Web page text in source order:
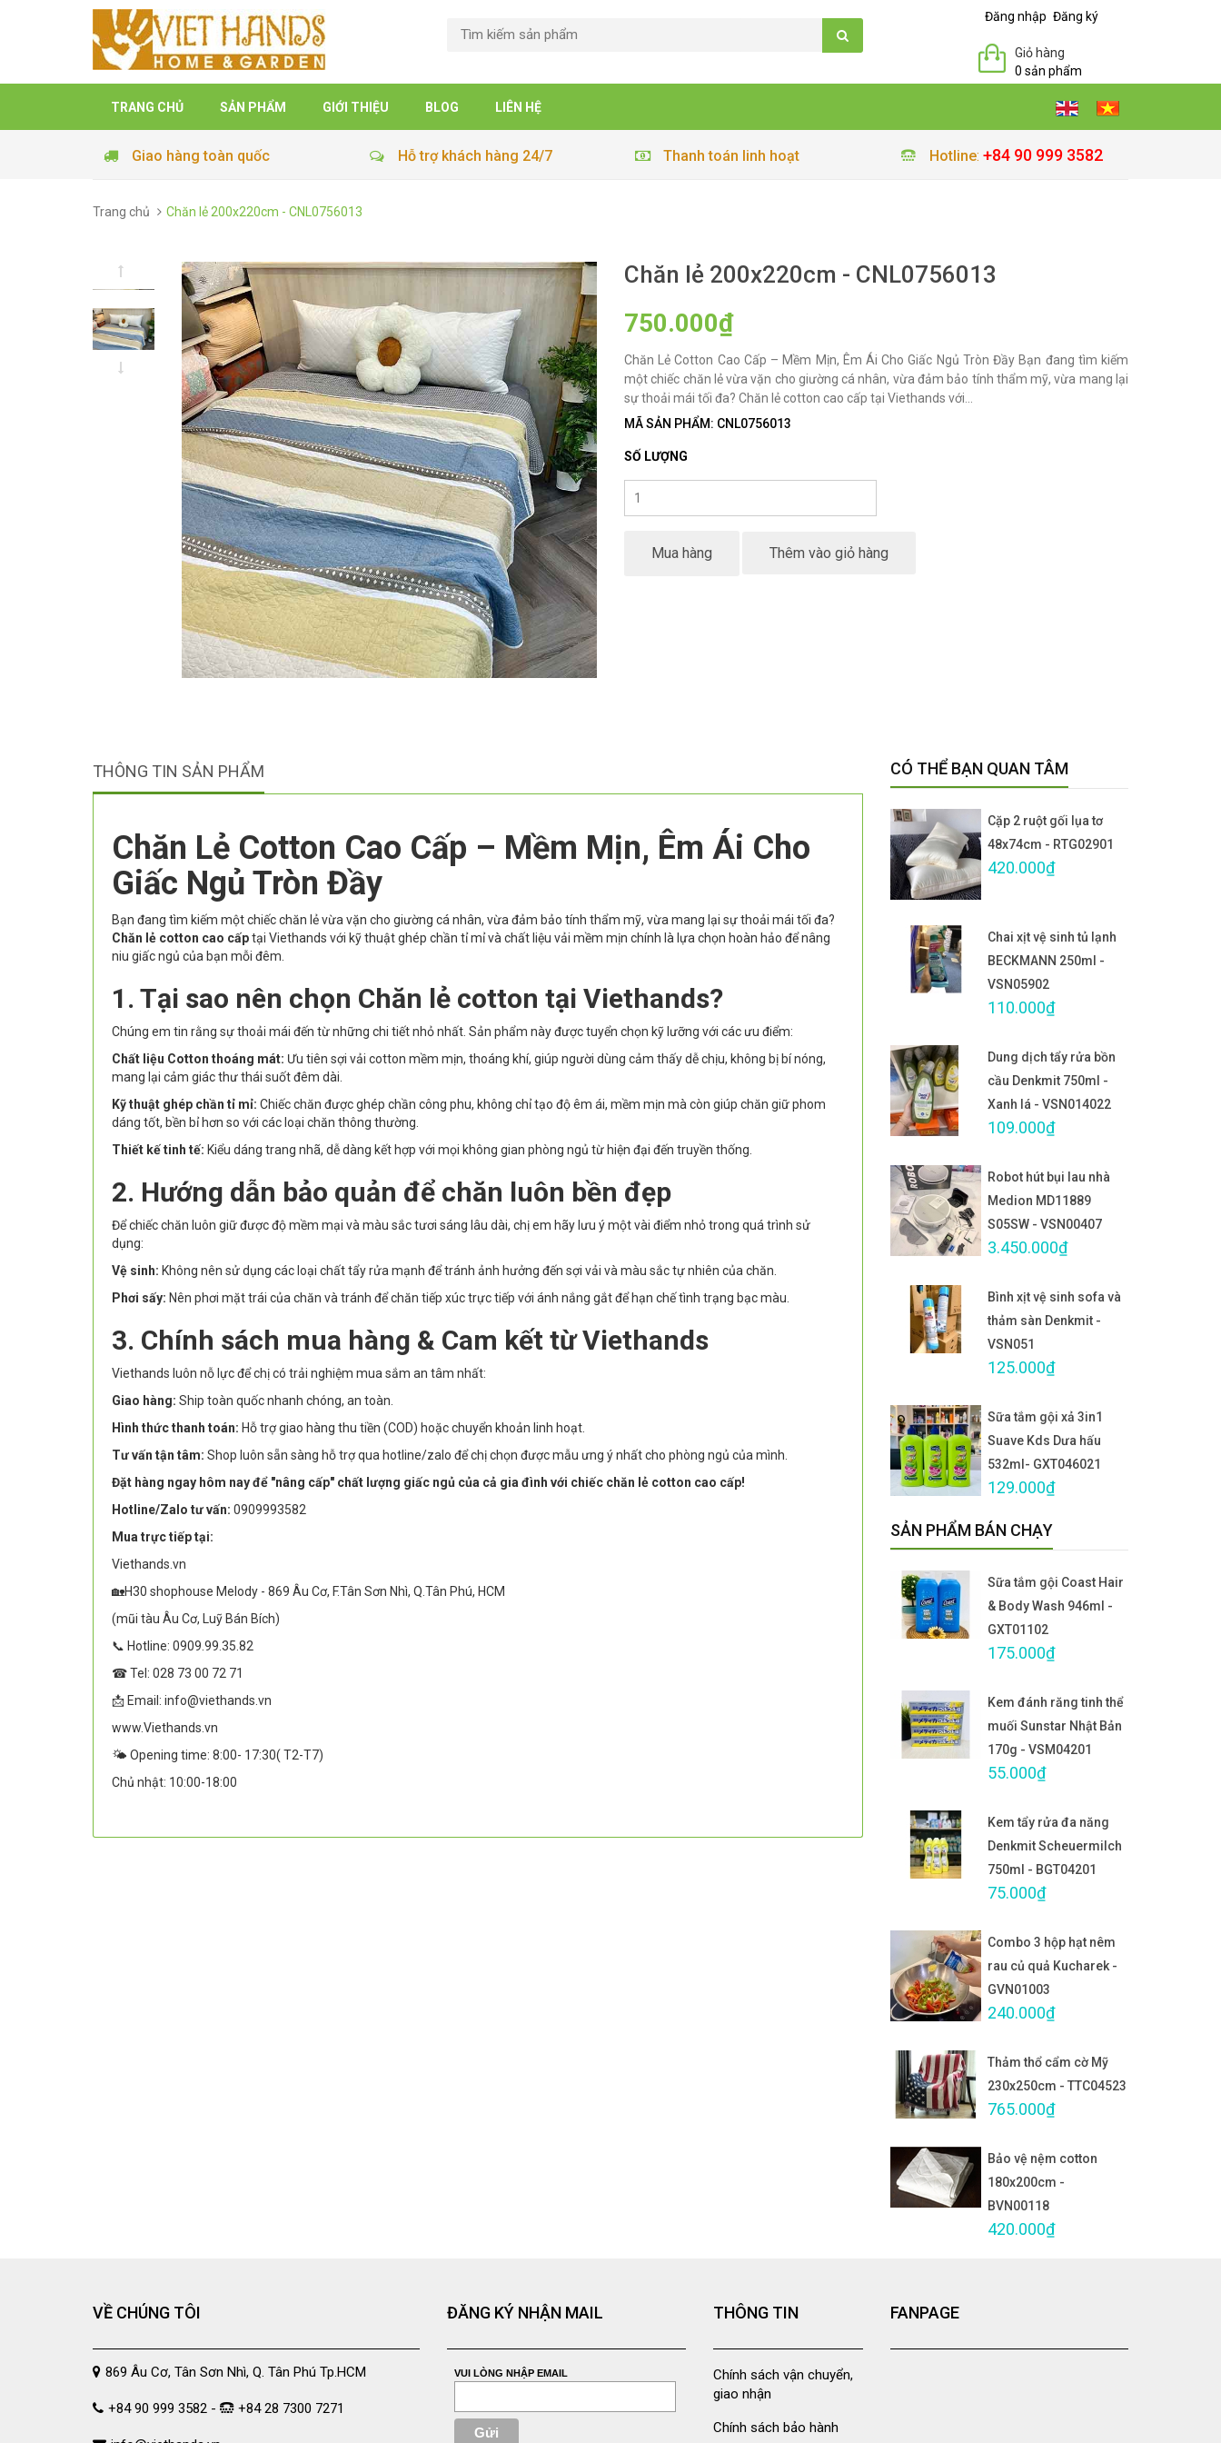
Đăng nhập Đăng ký
Giỏ hàng
0 sản phẩm
TRANG CHỦ SẢN PHẨM GIỚI THIỆU BLOG LIÊN HỆ
Giao hàng toàn quốc Hỗ trợ khách hàng 24/7 Thanh toán linh hoạt Hotline: +84 90 999 3582
Trang chủ Chăn lẻ 200x220cm - CNL0756013
Chăn lẻ 200x220cm - CNL0756013
750.000₫
Chăn Lẻ Cotton Cao Cấp – Mềm Mịn, Êm Ái Cho Giấc Ngủ Tròn Đầy Bạn đang tìm kiếm
một chiếc chăn lẻ vừa vặn cho giường cá nhân, vừa đảm bảo tính thẩm mỹ, vừa mang lại
sự thoải mái tối đa? Chăn lẻ cotton cao cấp tại Viethands với...
MÃ SẢN PHẨM: CNL0756013
SỐ LƯỢNG
Mua hàng Thêm vào giỏ hàng
THÔNG TIN SẢN PHẨM
Chăn Lẻ Cotton Cao Cấp – Mềm Mịn, Êm Ái Cho
Giấc Ngủ Tròn Đầy
Bạn đang tìm kiếm một chiếc chăn lẻ vừa vặn cho giường cá nhân, vừa đảm bảo tính thẩm mỹ, vừa mang lại sự thoải mái tối đa?
Chăn lẻ cotton cao cấptại Viethands với kỹ thuật ghép chần tỉ mỉ và chất liệu vải mềm mịn chính là lựa chọn hoàn hảo để nâng
niu giấc ngủ của bạn mỗi đêm.
1. Tại sao nên chọn Chăn lẻ cotton tại Viethands?
Chúng em tin rằng sự thoải mái đến từ những chi tiết nhỏ nhất. Sản phẩm này được tuyển chọn kỹ lưỡng với các ưu điểm:
Chất liệu Cotton thoáng mát: Ưu tiên sợi vải cotton mềm mịn, thoáng khí, giúp người dùng cảm thấy dễ chịu, không bị bí nóng,
mang lại cảm giác thư thái suốt đêm dài.
Kỹ thuật ghép chần tỉ mỉ: Chiếc chăn được ghép chần công phu, không chỉ tạo độ êm ái, mềm mịn mà còn giúp chăn giữ phom
dáng tốt, bền bỉ hơn so với các loại chăn thông thường.
Thiết kế tinh tế: Kiểu dáng trang nhã, dễ dàng kết hợp với mọi không gian phòng ngủ từ hiện đại đến truyền thống.
2. Hướng dẫn bảo quản để chăn luôn bền đẹp
Để chiếc chăn luôn giữ được độ mềm mại và màu sắc tươi sáng lâu dài, chị em hãy lưu ý một vài điểm nhỏ trong quá trình sử
dụng:
Vệ sinh: Không nên sử dụng các loại chất tẩy rửa mạnh để tránh ảnh hưởng đến sợi vải và màu sắc tự nhiên của chăn.
Phơi sấy: Nên phơi mặt trái của chăn và tránh để chăn tiếp xúc trực tiếp với ánh nắng gắt để hạn chế tình trạng bạc màu.
3. Chính sách mua hàng & Cam kết từ Viethands
Viethands luôn nỗ lực để chị có trải nghiệm mua sắm an tâm nhất:
Giao hàng: Ship toàn quốc nhanh chóng, an toàn.
Hình thức thanh toán: Hỗ trợ giao hàng thu tiền (COD) hoặc chuyển khoản linh hoạt.
Tư vấn tận tâm: Shop luôn sẵn sàng hỗ trợ qua hotline/zalo để chị chọn được mẫu ưng ý nhất cho phòng ngủ của mình.
Đặt hàng ngay hôm nay để "nâng cấp" chất lượng giấc ngủ của cả gia đình với chiếc chăn lẻ cotton cao cấp!
Hotline/Zalo tư vấn: 0909993582
Mua trực tiếp tại:
Viethands.vn
🏡H30 shophouse Melody - 869 Âu Cơ, F.Tân Sơn Nhì, Q.Tân Phú, HCM
(mũi tàu Âu Cơ, Luỹ Bán Bích)
📞 Hotline: 0909.99.35.82
☎ Tel: 028 73 00 72 71
📩 Email: info@viethands.vn
www.Viethands.vn
🌤️ Opening time: 8:00- 17:30( T2-T7)
Chủ nhật: 10:00-18:00
CÓ THỂ BẠN QUAN TÂM
Cặp 2 ruột gối lụa tơ
48x74cm - RTG02901
420.000₫
Chai xịt vệ sinh tủ lạnh
BECKMANN 250ml -
VSN05902
110.000₫
Dung dịch tẩy rửa bồn
cầu Denkmit 750ml -
Xanh lá - VSN014022
109.000₫
Robot hút bụi lau nhà
Medion MD11889
S05SW - VSN00407
3.450.000₫
Bình xịt vệ sinh sofa và
thảm sàn Denkmit -
VSN051
125.000₫
Sữa tắm gội xả 3in1
Suave Kds Dưa hấu
532ml- GXT046021
129.000₫
SẢN PHẨM BÁN CHẠY
Sữa tắm gội Coast Hair
& Body Wash 946ml -
GXT01102
175.000₫
Kem đánh răng tinh thể
muối Sunstar Nhật Bản
170g - VSM04201
55.000₫
Kem tẩy rửa đa năng
Denkmit Scheuermilch
750ml - BGT04201
75.000₫
Combo 3 hộp hạt nêm
rau củ quả Kucharek -
GVN01003
240.000₫
Thảm thổ cẩm cờ Mỹ
230x250cm - TTC04523
765.000₫
Bảo vệ nệm cotton
180x200cm -
BVN00118
420.000₫
VỀ CHÚNG TÔI
869 Âu Cơ, Tân Sơn Nhì, Q. Tân Phú Tp.HCM
+84 90 999 3582 - +84 28 7300 7271
ĐĂNG KÝ NHẬN MAIL
VUI LÒNG NHẬP EMAIL
THÔNG TIN
Chính sách vận chuyển,
giao nhận
Chính sách bảo hành
FANPAGE